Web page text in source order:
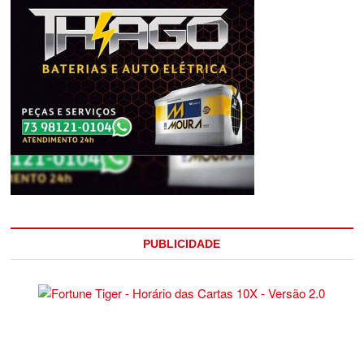
PUBLICIDADE